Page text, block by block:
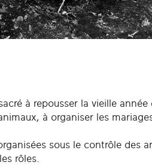
à repousser la vieille année
à organiser les
sous le contrôle des
rôles.